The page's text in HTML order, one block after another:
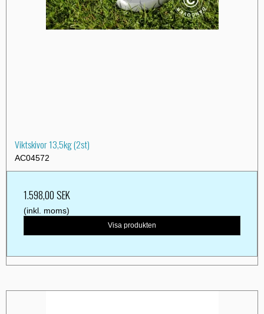
Viktskivor 13,5kg (2st)
AC04572
1.598,00 SEK
(inkl. moms)
Visa produkten